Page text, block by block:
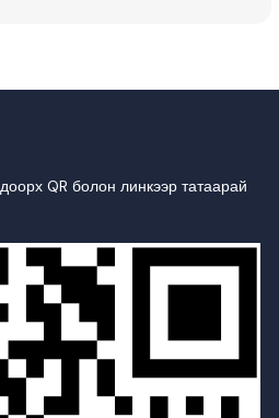
QR болон линкээр татаарай